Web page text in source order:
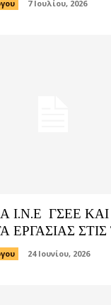
7 Ιουλίου, 2026
Ι.Ν.Ε ΓΣΕΕ
ΕΡΓΑΣΙΑΣ
24 Ιουνίου, 2026